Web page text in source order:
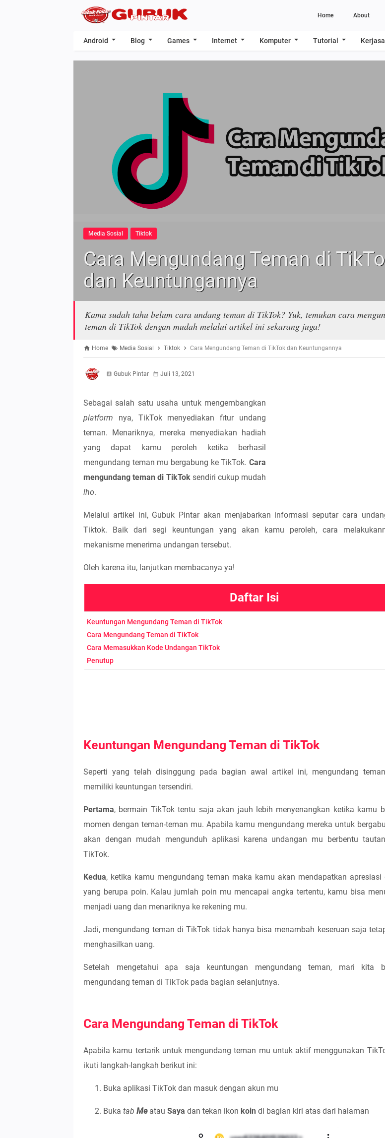
Home About
Android Blog Games Internet Komputer Tutorial
Media Sosial Tiktok
Cara Mengundang Teman di
dan Keuntungannya
Kamu sudah tahu belum cara undang teman di TikTok? Yuk, temukan cara
teman di TikTok dengan mudah melalui artikel ini sekarang juga!
Home Media Sosial Tiktok Cara Mengundang Teman di TikTok dan Keuntungannya
Gubuk Pintar Juli 13, 2021
Sebagai salah satu usaha untuk mengembangkan
platform nya, TikTok menyediakan fitur undang
teman. Menariknya, mereka menyediakan hadiah
yang dapat kamu peroleh ketika berhasil
mengundang teman mu bergabung ke TikTok. Cara
mengundang teman di TikToksendiri cukup mudah
lho.
Melalui artikel ini, Gubuk Pintar akan menjabarkan informasi seputar cara
Tiktok. Baik dari segi keuntungan yang akan kamu peroleh, cara
mekanisme menerima undangan tersebut.
Oleh karena itu, lanjutkan membacanya ya!
Daftar Isi
Keuntungan Mengundang Teman di TikTok
Cara Mengundang Teman di TikTok
Cara Memasukkan Kode Undangan TikTok
Penutup
Keuntungan Mengundang Teman di TikTok
Seperti yang telah disinggung pada bagian awal artikel ini, mengundang
memiliki keuntungan tersendiri.
Pertama, bermain TikTok tentu saja akan jauh lebih menyenangkan ketika kamu
momen dengan teman-teman mu. Apabila kamu mengundang mereka untuk
akan dengan mudah mengunduh aplikasi karena undangan mu berbentu
TikTok.
Kedua, ketika kamu mengundang teman maka kamu akan mendapatkan apresiasi
yang berupa poin. Kalau jumlah poin mu mencapai angka tertentu, kamu bisa
menjadi uang dan menariknya ke rekening mu.
Jadi, mengundang teman di TikTok tidak hanya bisa menambah keseruan saja
menghasilkan uang.
Setelah mengetahui apa saja keuntungan mengundang teman, mari kita
mengundang teman di TikTok pada bagian selanjutnya.
Cara Mengundang Teman di TikTok
Apabila kamu tertarik untuk mengundang teman mu untuk aktif menggunakan
ikuti langkah-langkah berikut ini:
Buka aplikasi TikTok dan masuk dengan akun mu
Buka tab Meatau Saya dan tekan ikon koin di bagian kiri atas dari halaman